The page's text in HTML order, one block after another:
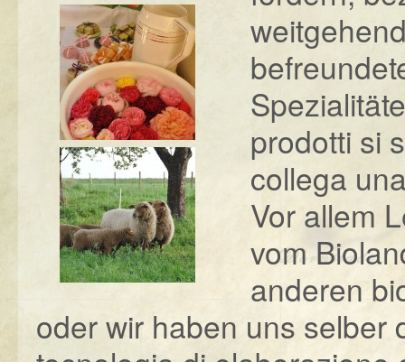
prodotti si
collega
Vor allem
vom
anderen
oder wir haben uns selber